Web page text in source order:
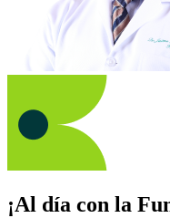
¡Al día con la